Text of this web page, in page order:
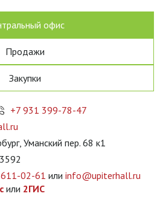
офис
Продажи
Закупки
+7 931 399-78-47
Уманский пер. 68 к1
02-61 или info@upiterhall.ru
или 2ГИС